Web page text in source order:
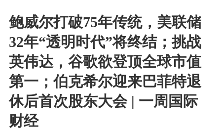
鲍威尔打破75年传统，美联储
32年“透明时代”将终结；挑战
英伟达，谷歌欲登顶全球市值
第一；伯克希尔迎来巴菲特退
休后首次股东大会 | 一周国际
财经